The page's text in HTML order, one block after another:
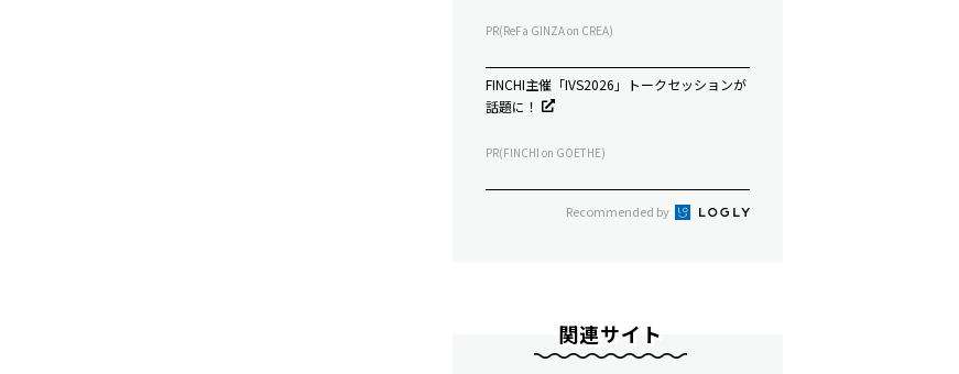
PR(ReFa GINZA on CREA)
FINCHI主催「IVS2026」トークセッションが
話題に！
PR(FINCHI on GOETHE)
Recommended by
関連サイト